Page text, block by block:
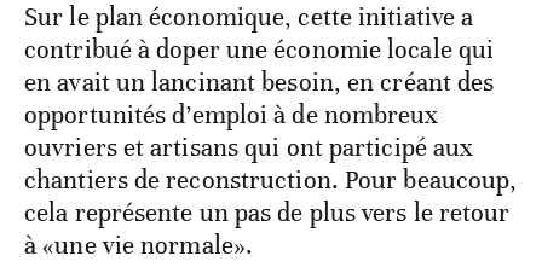
Sur le plan économique, cette initiative a
contribué à doper une économie locale qui
en avait un lancinant besoin, en créant des
opportunités d’emploi à de nombreux
ouvriers et artisans qui ont participé aux
chantiers de reconstruction. Pour beaucoup,
cela représente un pas de plus vers le retour
à «une vie normale».